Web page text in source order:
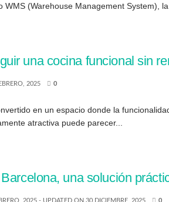
WMS (Warehouse Management System),
una cocina funcional sin
2025 0
en un espacio donde la
atractiva puede parecer...
una solución
2025 - UPDATED ON 30 DICIEMBRE, 2025 0